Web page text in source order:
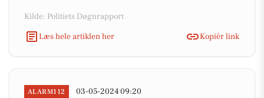
Kilde: Politiets Døgnrapport
Læs hele artiklen her
Kopiér link
ALARM112 03-05-2024 09:20